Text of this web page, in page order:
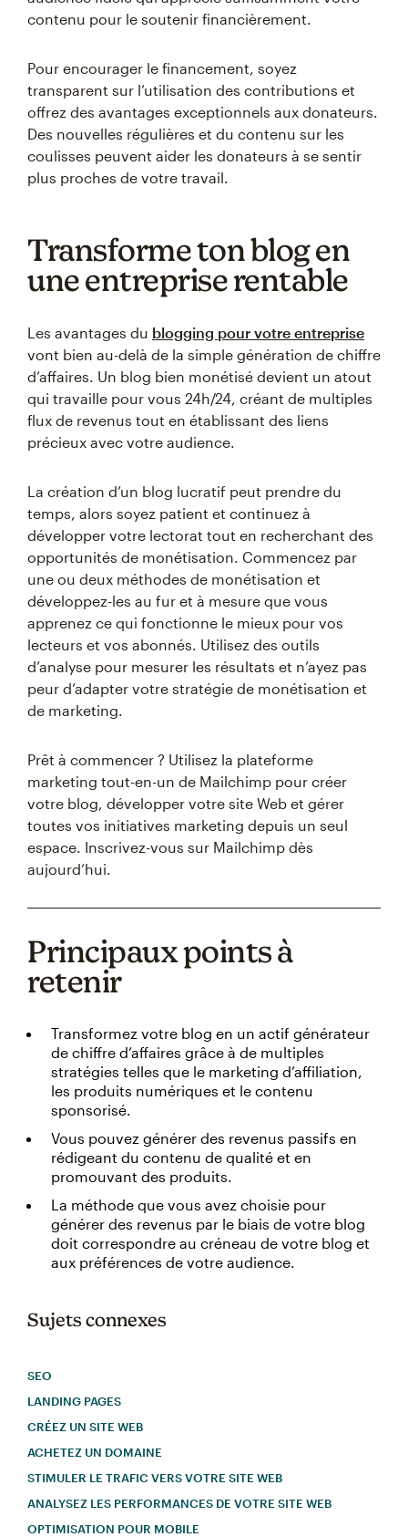
contenu pour le soutenir financièrement.
Pour encourager le financement, soyez
transparent sur l’utilisation des contributions et
offrez des avantages exceptionnels aux donateurs.
Des nouvelles régulières et du contenu sur les
coulisses peuvent aider les donateurs à se sentir
plus proches de votre travail.
Transforme ton blog en
une entreprise rentable
Les avantages du blogging pour votre entreprise
vont bien au-delà de la simple génération de chiffre
d’affaires. Un blog bien monétisé devient un atout
qui travaille pour vous 24h/24, créant de multiples
flux de revenus tout en établissant des liens
précieux avec votre audience.
La création d’un blog lucratif peut prendre du
temps, alors soyez patient et continuez à
développer votre lectorat tout en recherchant des
opportunités de monétisation. Commencez par
une ou deux méthodes de monétisation et
développez-les au fur et à mesure que vous
apprenez ce qui fonctionne le mieux pour vos
lecteurs et vos abonnés. Utilisez des outils
d’analyse pour mesurer les résultats et n’ayez pas
peur d’adapter votre stratégie de monétisation et
de marketing.
Prêt à commencer ? Utilisez la plateforme
marketing tout-en-un de Mailchimp pour créer
votre blog, développer votre site Web et gérer
toutes vos initiatives marketing depuis un seul
espace. Inscrivez-vous sur Mailchimp dès
aujourd’hui.
Principaux points à
retenir
Transformez votre blog en un actif générateur
de chiffre d’affaires grâce à de multiples
stratégies telles que le marketing d’affiliation,
les produits numériques et le contenu
sponsorisé.
Vous pouvez générer des revenus passifs en
rédigeant du contenu de qualité et en
promouvant des produits.
La méthode que vous avez choisie pour
générer des revenus par le biais de votre blog
doit correspondre au créneau de votre blog et
aux préférences de votre audience.
Sujets connexes
SEO
LANDING PAGES
CRÉEZ UN SITE WEB
ACHETEZ UN DOMAINE
STIMULER LE TRAFIC VERS VOTRE SITE WEB
ANALYSEZ LES PERFORMANCES DE VOTRE SITE WEB
OPTIMISATION POUR MOBILE